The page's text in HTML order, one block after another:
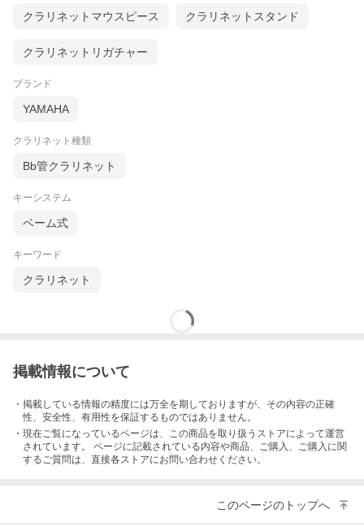
クラリネットマウスピース クラリネットスタンド
クラリネットリガチャー
ブランド
YAMAHA
クラリネット種類
Bb管クラリネット
キーシステム
ベーム式
キーワード
クラリネット
掲載情報について
・掲載している情報の精度には万全を期しておりますが、その内容の正確
性、安全性、有用性を保証するものではありません。
・現在ご覧になっているページは、この商品を取り扱うストアによって運営
されています。 ページに記載されている内容や商品、ご購入 、ご購入に関
するご質問は、直接各ストアにお問い合わせください。
このページのトップへ